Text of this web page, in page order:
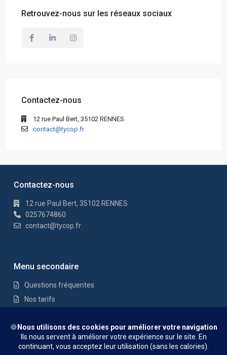
Retrouvez-nous sur les réseaux sociaux
Contactez-nous
12 rue Paul Bert, 35102 RENNES
contact@tycop.fr
Contactez-nous
12 rue Paul Bert, 35102 RENNES
0257674860
contact@tycop.fr
Menu secondaire
Questions fréquentes
Nos tarifs
Mentions Légales